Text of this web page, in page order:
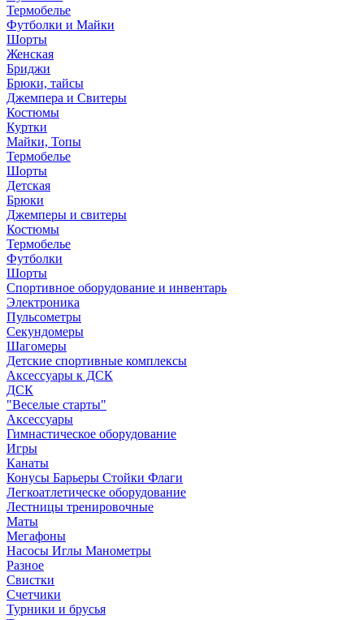
Термобелье
Футболки и Майки
Шорты
Женская
Бриджи
Брюки, тайсы
Джемпера и Свитеры
Костюмы
Куртки
Майки, Топы
Термобелье
Шорты
Детская
Брюки
Джемперы и свитеры
Костюмы
Термобелье
Футболки
Шорты
Спортивное оборудование и инвентарь
Электроника
Пульсометры
Секундомеры
Шагомеры
Детские спортивные комплексы
Аксессуары к ДСК
ДСК
"Веселые старты"
Аксессуары
Гимнастическое оборудование
Игры
Канаты
Конусы Барьеры Стойки Флаги
Легкоатлетическе оборудование
Лестницы тренировочные
Маты
Мегафоны
Насосы Иглы Манометры
Разное
Свистки
Счетчики
Турники и брусья